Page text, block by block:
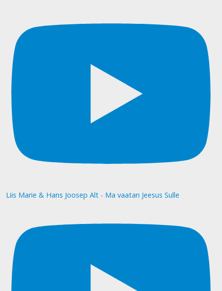
Liis Marie & Hans Joosep Alt - Ma vaatan Jeesus Sulle